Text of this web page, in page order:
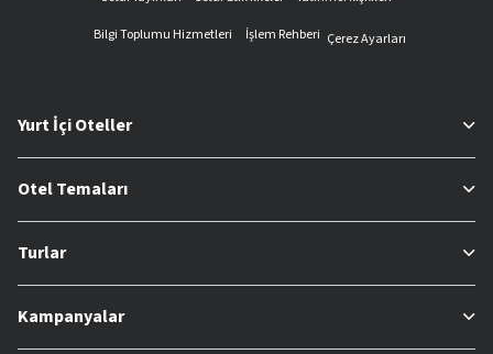
Bilgi Toplumu Hizmetleri
İşlem Rehberi Çerez Ayarları
Yurt İçi Oteller
Otel Temaları
Turlar
Kampanyalar